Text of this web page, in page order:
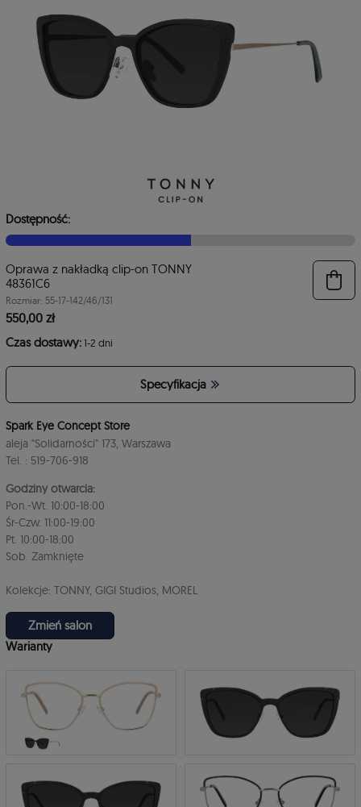
Dostępność:
Oprawa z nakładką clip-on TONNY
48361C6
Rozmiar: 55-17-142/46/131
550,00 zł
Czas dostawy: 1-2 dni
Specyfikacja
Spark Eye Concept Store
aleja "Solidarności" 173, Warszawa
Tel. : 519-706-918
Godziny otwarcia:
Zmień salon
Pon.-Wt. 10:00-18:00
Śr-Czw. 11:00-19:00
Pt. 10:00-18:00
Sob. Zamknięte
Kolekcje: TONNY, GIGI Studios, MOREL
Warianty